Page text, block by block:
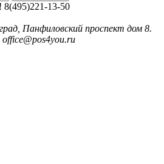
8(495)221-13-50
Панфиловский проспект дом 8.